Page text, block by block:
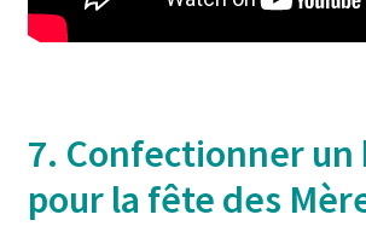
7. Confectionner un
pour la fête des